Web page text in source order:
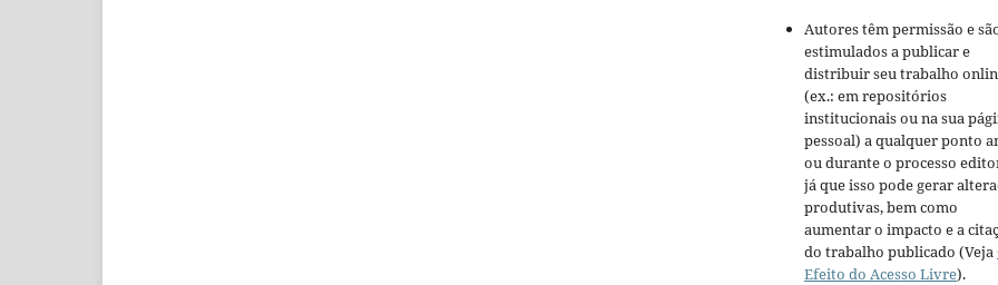
Autores têm permissão e
estimulados a publicar e
distribuir seu trabalho
(ex.: em repositórios
institucionais ou na sua
pessoal) a qualquer ponto
ou durante o processo
já que isso pode gerar
produtivas, bem como
aumentar o impacto e a
do trabalho publicado (Veja
Efeito do Acesso Livre).